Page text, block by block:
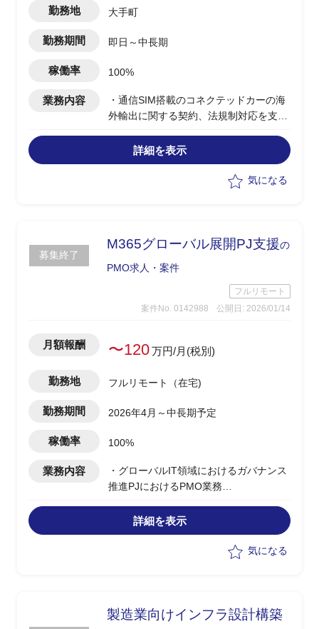
勤務地 大手町
勤務期間 即日～中長期
稼働率 100%
業務内容
・通信SIM搭載のコネクテッドカーの海
外輸出に関する契約、法規制対応を支援
および現地法規制の確認
・各国通信当局との契約方針検当や調整
・必要に応じて現地時間に合わせたMTG
詳細を表示
気になる
募集終了
M365グローバル展開PJ支援の
PMO求人・案件
フルリモート
案件No. 0142988
公開日: 2026/01/14
月額報酬 〜120万円/月(税別)
勤務地 フルリモート（在宅)
勤務期間 2026年4月～中長期予定
稼働率 100%
業務内容
・グローバルIT領域におけるガバナンス
推進PJにおけるPMO業務
進支援を担当
・M365関連のガバナンスやルール整備
詳細を表示
気になる
製造業向けインフラ設計構築